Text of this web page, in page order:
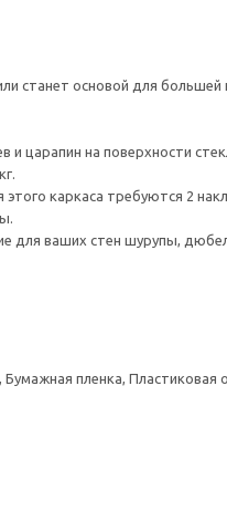
станет основой для большей
царапин на поверхности
каркаса требуются 2
ваших стен шурупы,
пленка, Пластиковая